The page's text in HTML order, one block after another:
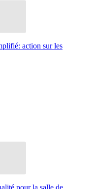
action sur les
pour la salle de